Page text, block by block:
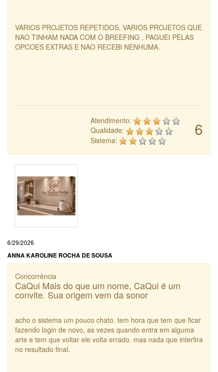
VARIOS PROJETOS REPETIDOS, VARIOS PROJETOS QUE
NAO TINHAM NADA COM O BREEFING , PAGUEI PELAS
OPCOES EXTRAS E NAO RECEBI NENHUMA.
6
Atendimento:
Qualidade:
Sistema:
6/29/2026
ANNA KAROLINE ROCHA DE SOUSA
Concorrência
CaQui Mais do que um nome, CaQui é um
convite. Sua origem vem da sonor
acho o sistema um pouco chato. tem hora que tem que ficar
fazendo login de novo, as vezes quando entra em alguma
arte e tem que voltar ele volta errado. mas nada que interfira
no resultado final.